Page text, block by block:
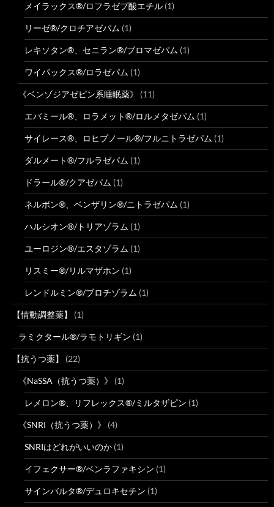
メイラックス®/ロフラゼプ酸エチル (1)
リーゼ®/クロチアゼパム (1)
レキソタン®、セニラン®/ブロマゼパム (1)
ワイパックス®/ロラゼパム (1)
《ベンゾジアゼピン系睡眠薬》 (11)
エバミール®、ロラメット®/ロルメタゼパム (1)
サイレース®、ロヒプノール®/フルニトラゼパム (1)
ダルメート®/フルラゼパム (1)
ドラール®/クアゼパム (1)
ネルボン®、ベンザリン®/ニトラゼパム (1)
ハルシオン®/トリアゾラム (1)
ユーロジン®/エスタゾラム (1)
リスミー®/リルマザホン (1)
レンドルミン®/ブロチゾラム (1)
【情動調整薬】 (1)
ラミクタール®/ラモトリギン (1)
【抗うつ薬】 (22)
《NaSSA（抗うつ薬）》 (1)
レメロン®、リフレックス®/ミルタザピン (1)
《SNRI（抗うつ薬）》 (4)
SNRIはどれがいいのか (1)
イフェクサー®/ベンラファキシン (1)
サインバルタ®/デュロキセチン (1)